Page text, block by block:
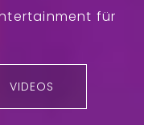
für
VIDEOS